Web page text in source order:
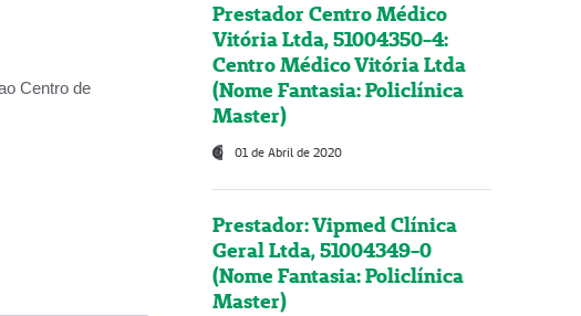
Centro de
Prestador Centro Médico
Vitória Ltda, 51004350-4:
Centro Médico Vitória Ltda
(Nome Fantasia: Policlínica
Master)
01 de Abril de 2020
Prestador: Vipmed Clínica
Geral Ltda, 51004349-0
(Nome Fantasia: Policlínica
Master)